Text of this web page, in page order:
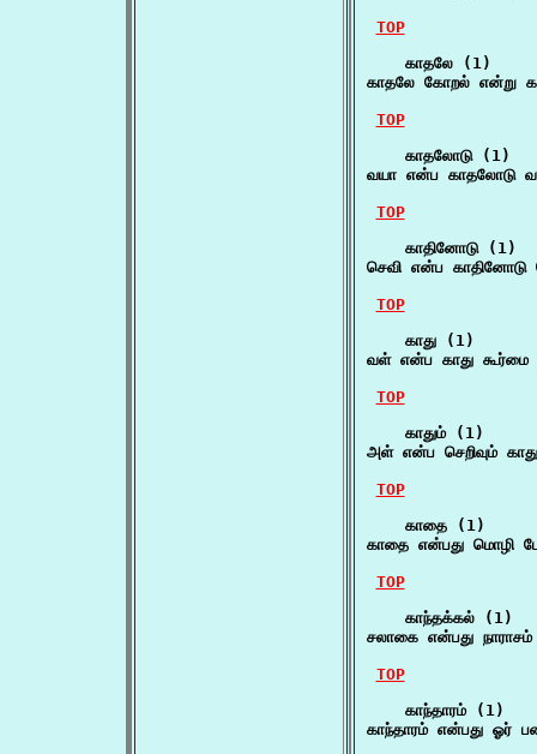
TOP
    காதலே (1)
காதலே கோறல் என்று
TOP
    காதலோடு (1)
வயா என்ப காதலோடு
TOP
    காதினோடு (1)
செவி என்ப காதினோடு
TOP
    காது (1)
வள் என்ப காது
TOP
    காதும் (1)
அள் என்ப செறிவும்
TOP
    காதை (1)
காதை என்பது மொழி
TOP
    காந்தக்கல் (1)
சலாகை என்பது
TOP
    காந்தாரம் (1)
காந்தாரம் என்பது